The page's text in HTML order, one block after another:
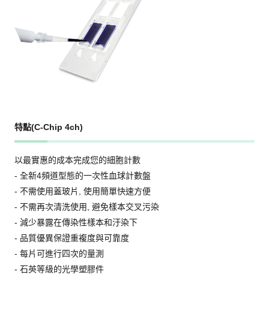
特點(C-Chip 4ch)
以最實惠的成本完成您的細胞計數
- 全新4頻道型態的一次性血球計數盤
- 不需使用蓋玻片, 使用簡單快速方便
- 不需再次清洗使用, 避免樣本交叉污染
- 減少暴露在傳染性樣本和汙染下
- 品質優異保證重複度與可靠度
- 每片可進行四次的量測
- 石英等級的光學塑膠件